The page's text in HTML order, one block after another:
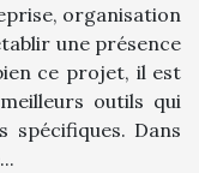
organisation
une présence
ce projet, il est
outils qui
spécifiques. Dans